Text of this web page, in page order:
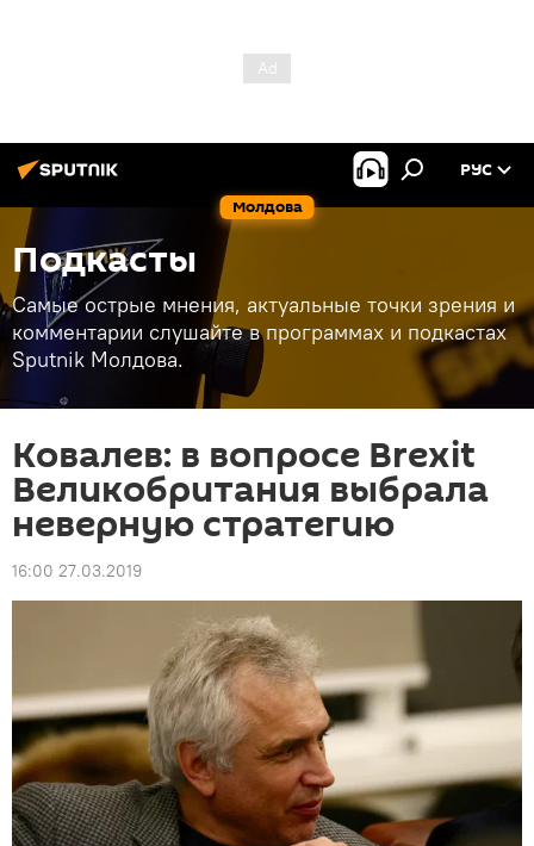
Молдова
РУС
Подкасты
Самые острые мнения, актуальные точки зрения и
комментарии слушайте в программах и подкастах
Sputnik Молдова.
Ковалев: в вопросе Brexit
Великобритания выбрала
неверную стратегию
16:00 27.03.2019